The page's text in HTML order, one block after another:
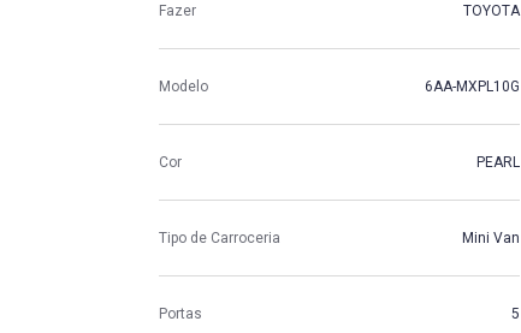
Fazer TOYOTA
Modelo 6AA-MXPL10G
Cor PEARL
Tipo de Carroceria Mini Van
Portas 5